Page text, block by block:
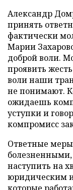
Александр
принять
фактически
Марии
доброй воли.
проявить
воли наши
не понимают.
ожидаешь
уступки и
компромисс
Ответные меры
наступить на
юридическим